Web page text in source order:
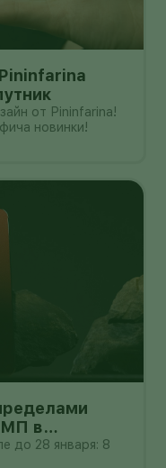
от Pininfarina!
новинки!
МП в
до 28 января: 8